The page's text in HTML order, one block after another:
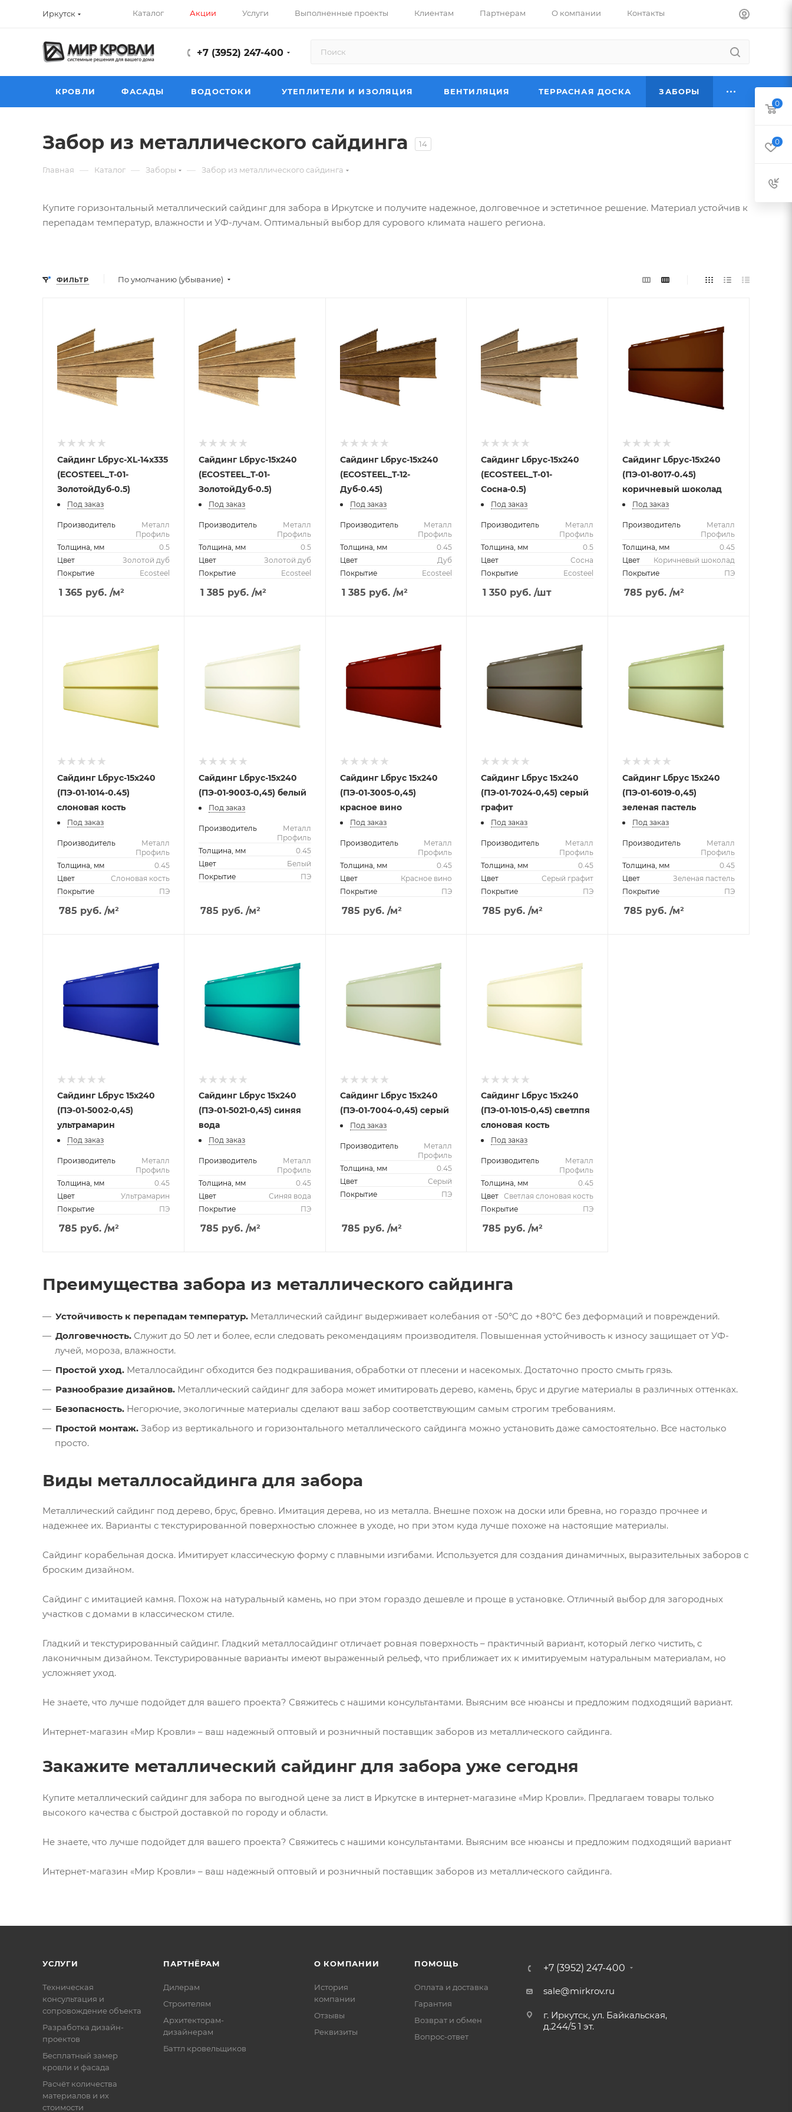
Иркутск Каталог Акции Услуги Выполненные проекты Клиентам Партнерам О компании Контакты
+7 (3952) 247-400
КРОВЛИ ФАСАДЫ ВОДОСТОКИ УТЕПЛИТЕЛИ И ИЗОЛЯЦИЯ ВЕНТИЛЯЦИЯ ТЕРРАСНАЯ ДОСКА ЗАБОРЫ
Забор из металлического сайдинга 14
Главная — Каталог — Заборы — Забор из металлического сайдинга
Купите горизонтальный металлический сайдинг для забора в Иркутске и получите надежное, долговечное и эстетичное решение. Материал устойчив к
перепадам температур, влажности и УФ-лучам. Оптимальный выбор для сурового климата нашего региона.
ФИЛЬТР По умолчанию (убывание)
Сайдинг Lбрус-XL-14х335
(ECOSTEEL_T-01-
ЗолотойДуб-0.5)
Под заказ
Производитель
Металл
Профиль
Толщина, мм
0.5
Цвет
Золотой дуб
Покрытие
Ecosteel
1 365 руб. /м²
Сайдинг Lбрус-15х240
(ECOSTEEL_T-01-
ЗолотойДуб-0.5)
Под заказ
Производитель
Металл
Профиль
Толщина, мм
0.5
Цвет
Золотой дуб
Покрытие
Ecosteel
1 385 руб. /м²
Сайдинг Lбрус-15х240
(ECOSTEEL_T-12-
Дуб-0.45)
Под заказ
Производитель
Металл
Профиль
Толщина, мм
0.45
Цвет
Дуб
Покрытие
Ecosteel
1 385 руб. /м²
Сайдинг Lбрус-15х240
(ECOSTEEL_T-01-
Сосна-0.5)
Под заказ
Производитель
Металл
Профиль
Толщина, мм
0.5
Цвет
Сосна
Покрытие
Ecosteel
1 350 руб. /шт
Сайдинг Lбрус-15х240
(ПЭ-01-8017-0.45)
коричневый шоколад
Под заказ
Производитель
Металл
Профиль
Толщина, мм
0.45
Цвет
Коричневый шоколад
Покрытие
ПЭ
785 руб. /м²
Сайдинг Lбрус-15х240
(ПЭ-01-1014-0.45)
слоновая кость
Под заказ
Производитель
Металл
Профиль
Толщина, мм
0.45
Цвет
Слоновая кость
Покрытие
ПЭ
785 руб. /м²
Сайдинг Lбрус-15х240
(ПЭ-01-9003-0,45) белый
Под заказ
Производитель
Металл
Профиль
Толщина, мм
0.45
Цвет
Белый
Покрытие
ПЭ
785 руб. /м²
Сайдинг Lбрус 15х240
(ПЭ-01-3005-0,45)
красное вино
Под заказ
Производитель
Металл
Профиль
Толщина, мм
0.45
Цвет
Красное вино
Покрытие
ПЭ
785 руб. /м²
Сайдинг Lбрус 15х240
(ПЭ-01-7024-0,45) серый
графит
Под заказ
Производитель
Металл
Профиль
Толщина, мм
0.45
Цвет
Серый графит
Покрытие
ПЭ
785 руб. /м²
Сайдинг Lбрус 15х240
(ПЭ-01-6019-0,45)
зеленая пастель
Под заказ
Производитель
Металл
Профиль
Толщина, мм
0.45
Цвет
Зеленая пастель
Покрытие
ПЭ
785 руб. /м²
Сайдинг Lбрус 15х240
(ПЭ-01-5002-0,45)
ультрамарин
Под заказ
Производитель
Металл
Профиль
Толщина, мм
0.45
Цвет
Ультрамарин
Покрытие
ПЭ
785 руб. /м²
Сайдинг Lбрус 15х240
(ПЭ-01-5021-0,45) синяя
вода
Под заказ
Производитель
Металл
Профиль
Толщина, мм
0.45
Цвет
Синяя вода
Покрытие
ПЭ
785 руб. /м²
Сайдинг Lбрус 15х240
(ПЭ-01-7004-0,45) серый
Под заказ
Производитель
Металл
Профиль
Толщина, мм
0.45
Цвет
Серый
Покрытие
ПЭ
785 руб. /м²
Сайдинг Lбрус 15х240
(ПЭ-01-1015-0,45) светлпя
слоновая кость
Под заказ
Производитель
Металл
Профиль
Толщина, мм
0.45
Цвет
Светлая слоновая кость
Покрытие
ПЭ
785 руб. /м²
Преимущества забора из металлического сайдинга
Устойчивость к перепадам температур. Металлический сайдинг выдерживает колебания от -50°C до +80°C без деформаций и повреждений.
Долговечность. Служит до 50 лет и более, если следовать рекомендациям производителя. Повышенная устойчивость к износу защищает от УФ-
лучей, мороза, влажности.
Простой уход. Металлосайдинг обходится без подкрашивания, обработки от плесени и насекомых. Достаточно просто смыть грязь.
Разнообразие дизайнов. Металлический сайдинг для забора может имитировать дерево, камень, брус и другие материалы в различных оттенках.
Безопасность. Негорючие, экологичные материалы сделают ваш забор соответствующим самым строгим требованиям.
Простой монтаж. Забор из вертикального и горизонтального металлического сайдинга можно установить даже самостоятельно. Все настолько
просто.
Виды металлосайдинга для забора
Металлический сайдинг под дерево, брус, бревно. Имитация дерева, но из металла. Внешне похож на доски или бревна, но гораздо прочнее и
надежнее их. Варианты с текстурированной поверхностью сложнее в уходе, но при этом куда лучше похоже на настоящие материалы.
Сайдинг корабельная доска. Имитирует классическую форму с плавными изгибами. Используется для создания динамичных, выразительных заборов с
броским дизайном.
Сайдинг с имитацией камня. Похож на натуральный камень, но при этом гораздо дешевле и проще в установке. Отличный выбор для загородных
участков с домами в классическом стиле.
Гладкий и текстурированный сайдинг. Гладкий металлосайдинг отличает ровная поверхность – практичный вариант, который легко чистить, с
лаконичным дизайном. Текстурированные варианты имеют выраженный рельеф, что приближает их к имитируемым натуральным материалам, но
усложняет уход.
Не знаете, что лучше подойдет для вашего проекта? Свяжитесь с нашими консультантами. Выясним все нюансы и предложим подходящий вариант.
Интернет-магазин «Мир Кровли» – ваш надежный оптовый и розничный поставщик заборов из металлического сайдинга.
Закажите металлический сайдинг для забора уже сегодня
Купите металлический сайдинг для забора по выгодной цене за лист в Иркутске в интернет-магазине «Мир Кровли». Предлагаем товары только
высокого качества с быстрой доставкой по городу и области.
Не знаете, что лучше подойдет для вашего проекта? Свяжитесь с нашими консультантами. Выясним все нюансы и предложим подходящий вариант
Интернет-магазин «Мир Кровли» – ваш надежный оптовый и розничный поставщик заборов из металлического сайдинга.
УСЛУГИ
Техническая
консультация и
сопровождение объекта
Разработка дизайн-
проектов
Бесплатный замер
кровли и фасада
Расчёт количества
материалов и их
стоимости
ПАРТНЁРАМ
Дилерам
Строителям
Архитекторам-
дизайнерам
Баттл кровельщиков
О КОМПАНИИ
История
компании
Отзывы
Реквизиты
ПОМОЩЬ
Оплата и доставка
Гарантия
Возврат и обмен
Вопрос-ответ
+7 (3952) 247-400
sale@mirkrov.ru
г. Иркутск, ул. Байкальская,
д.244/5 1 эт.
0
0